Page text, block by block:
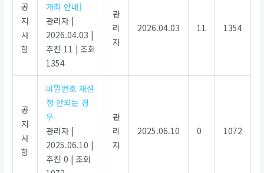
공
지
사
항
개최 안내]
관리자 |
2026.04.03 |
추천 11 | 조회
1354
관
리
자
2026.04.03 11 1354
공
지
사
항
비밀번호 재설
정 안되는 경
우
관리자 |
2025.06.10 |
추천 0 | 조회
관
리
자
2025.06.10 0 1072